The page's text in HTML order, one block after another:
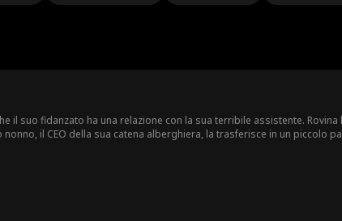
il suo fidanzato ha una relazione con la sua terribile assistente.
il CEO della sua catena alberghiera, la trasferisce in un piccolo